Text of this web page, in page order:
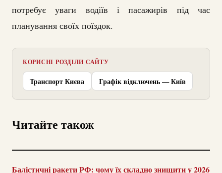
потребує уваги водіїв і пасажирів під час
планування своїх поїздок.
КОРИСНІ РОЗДІЛИ САЙТУ
Транспорт Києва Графік відключень — Київ
Читайте також
Балістичні ракети РФ: чому їх складно знищити у 2026